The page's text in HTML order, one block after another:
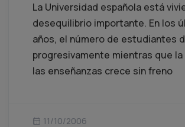
La Universidad española está
desequilibrio importante. En los
años, el número de estudiantes
progresivamente mientras que
las enseñanzas crece sin freno
11/10/2006